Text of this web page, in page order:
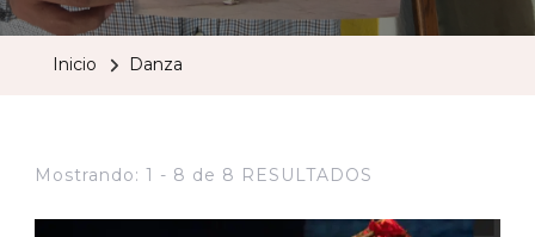
Inicio Danza
Mostrando: 1 - 8 de 8 RESULTADOS